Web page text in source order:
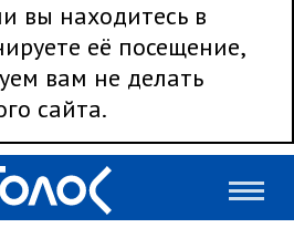
вы находитесь в
её посещение,
вам не делать
сайта.